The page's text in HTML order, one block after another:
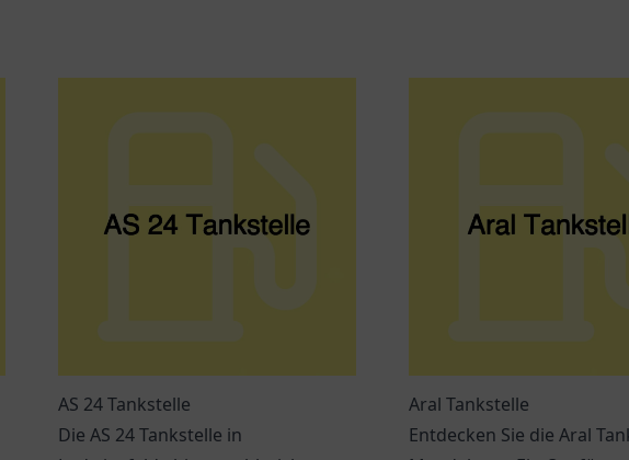
AS 24 Tankstelle
Die AS 24 Tankstelle in
Aral Tankstelle
Entdecken Sie die Aral